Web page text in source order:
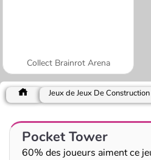
Collect Brainrot Arena
Jeux de Jeux De Construction
Pocket Tower
60% des joueurs aiment ce